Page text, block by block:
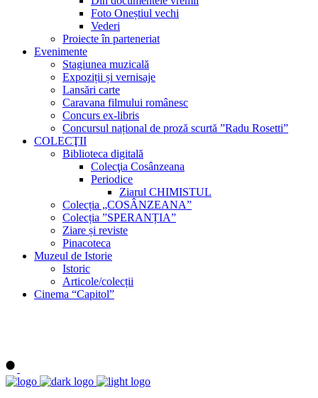
Foto Oneștiul vechi
Vederi
Proiecte în parteneriat
Evenimente
Stagiunea muzicală
Expoziții și vernisaje
Lansări carte
Caravana filmului românesc
Concurs ex-libris
Concursul național de proză scurtă ”Radu Rosetti”
COLECŢII
Biblioteca digitală
Colecţia Cosânzeana
Periodice
Ziarul CHIMISTUL
Colecția „COSÂNZEANA”
Colecția ”SPERANȚIA”
Ziare și reviste
Pinacoteca
Muzeul de Istorie
Istoric
Articole/colecții
Cinema “Capitol”